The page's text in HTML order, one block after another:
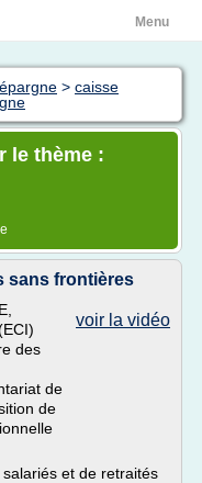
Menu
> caisse
le thème :
sans frontières
voir la vidéo
des
de
de
et de retraités